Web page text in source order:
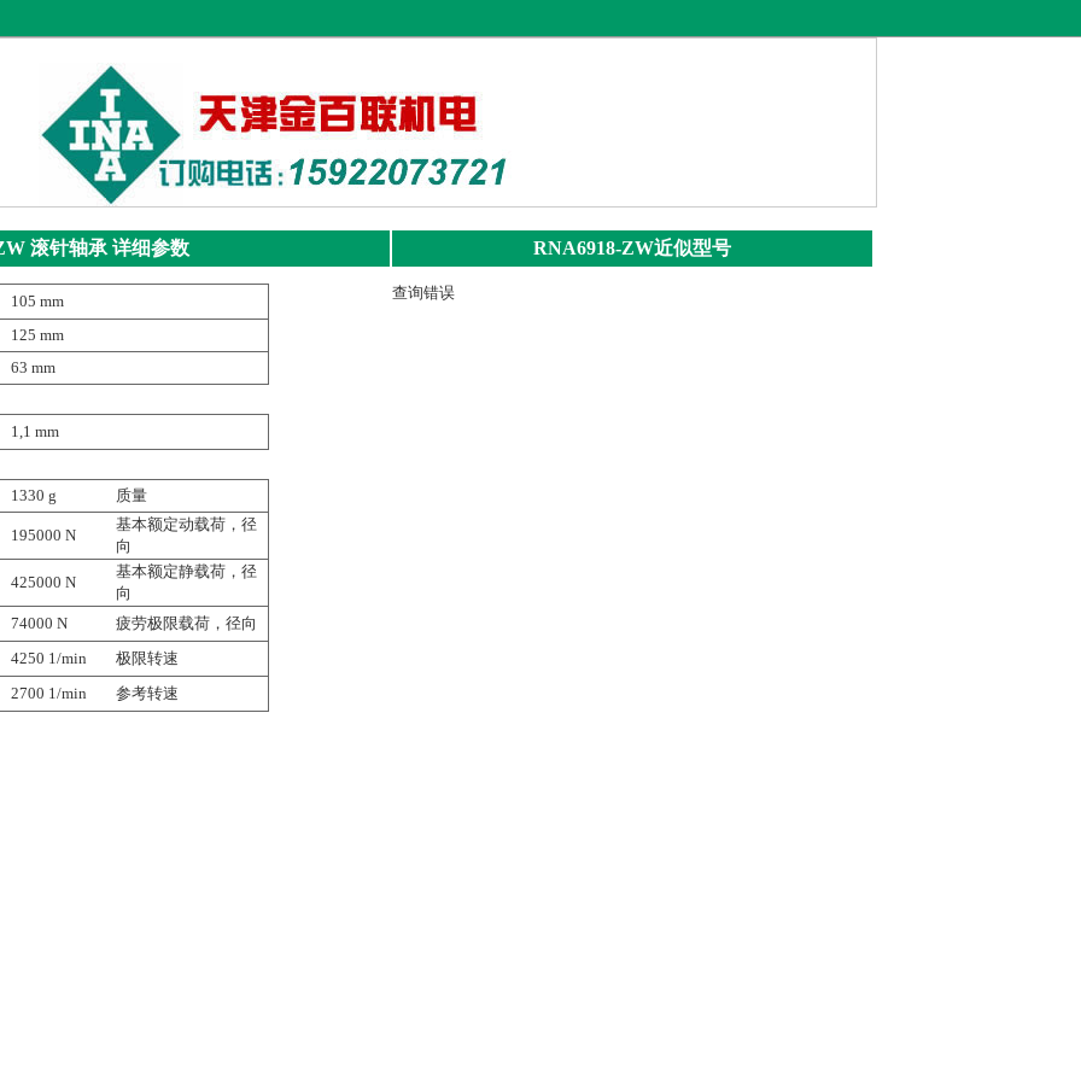
滚针轴承 详细参数
105 mm
125 mm
63 mm
1,1 mm
1330 g 质量
195000 N
基本额定动载荷，径
向
425000 N
基本额定静载荷，径
向
74000 N
疲劳极限载荷，径向
4250 1/min
极限转速
2700 1/min 参考转速
RNA6918-ZW近似型号
查询错误